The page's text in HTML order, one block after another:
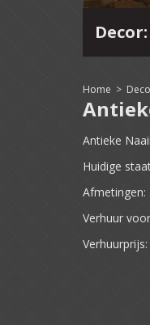
Home >
Antieke
Huidige
Afmetingen:
Verhuur